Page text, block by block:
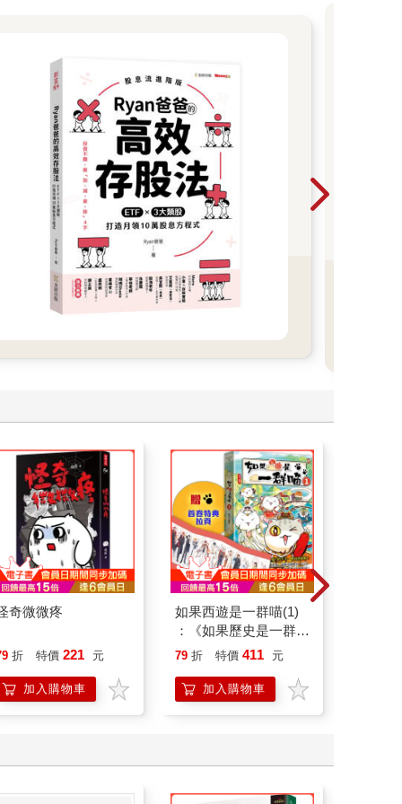
奇微微疼
折 特價 221 元
加入購物車
如果西遊是一群喵(1)
：《如果歷史是一群
喵》作者最新力作，附
79 折 特價 411 元
加入購物車